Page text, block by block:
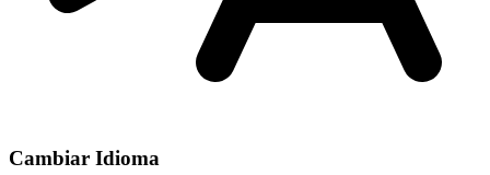
Cambiar Idioma